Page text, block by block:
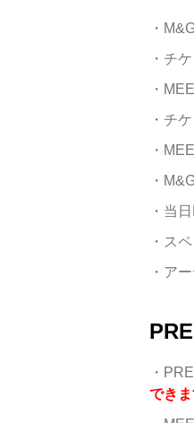
・
・チ
・
・チ
・
・
・当
・ス
・ア
・
できま